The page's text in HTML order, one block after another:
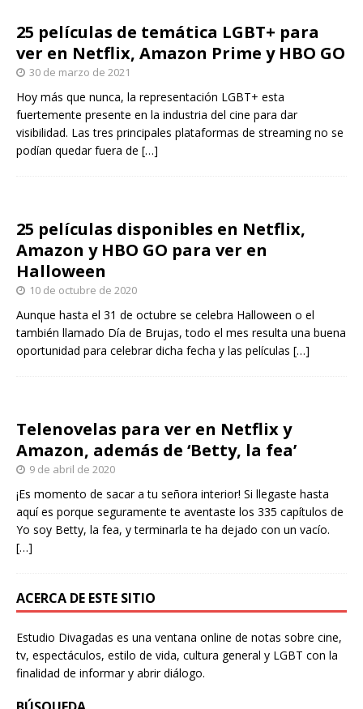
25 películas de temática LGBT+ para
ver en Netflix, Amazon Prime y HBO GO
30 de marzo de 2021
Hoy más que nunca, la representación LGBT+ esta
fuertemente presente en la industria del cine para dar
visibilidad. Las tres principales plataformas de streaming no se
podían quedar fuera de […]
25 películas disponibles en Netflix,
Amazon y HBO GO para ver en
Halloween
10 de octubre de 2020
Aunque hasta el 31 de octubre se celebra Halloween o el
también llamado Día de Brujas, todo el mes resulta una buena
oportunidad para celebrar dicha fecha y las películas […]
Telenovelas para ver en Netflix y
Amazon, además de ‘Betty, la fea’
9 de abril de 2020
¡Es momento de sacar a tu señora interior! Si llegaste hasta
aquí es porque seguramente te aventaste los 335 capítulos de
Yo soy Betty, la fea, y terminarla te ha dejado con un vacío.
[…]
ACERCA DE ESTE SITIO
Estudio Divagadas es una ventana online de notas sobre cine,
tv, espectáculos, estilo de vida, cultura general y LGBT con la
finalidad de informar y abrir diálogo.